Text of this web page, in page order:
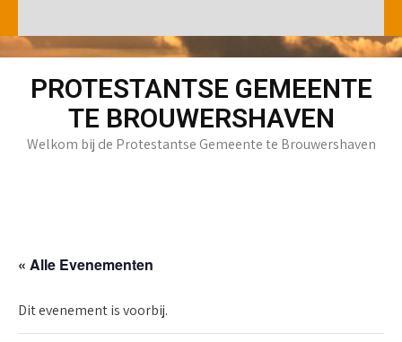
to
content
PROTESTANTSE GEMEENTE
TE BROUWERSHAVEN
Welkom bij de Protestantse Gemeente te Brouwershaven
« Alle Evenementen
Dit evenement is voorbij.